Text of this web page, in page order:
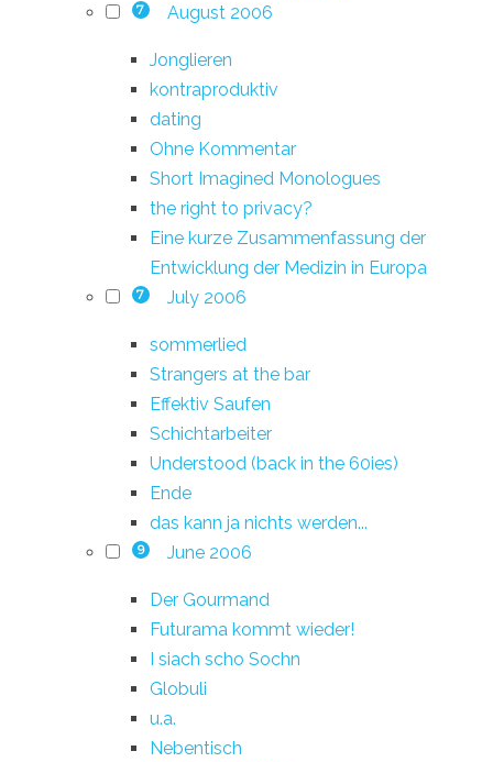
7 August 2006
Jonglieren
kontraproduktiv
dating
Ohne Kommentar
Short Imagined Monologues
the right to privacy?
Eine kurze Zusammenfassung der
Entwicklung der Medizin in Europa
7 July 2006
sommerlied
Strangers at the bar
Effektiv Saufen
Schichtarbeiter
Understood (back in the 60ies)
Ende
das kann ja nichts werden...
9 June 2006
Der Gourmand
Futurama kommt wieder!
I siach scho Sochn
Globuli
u.a.
Nebentisch